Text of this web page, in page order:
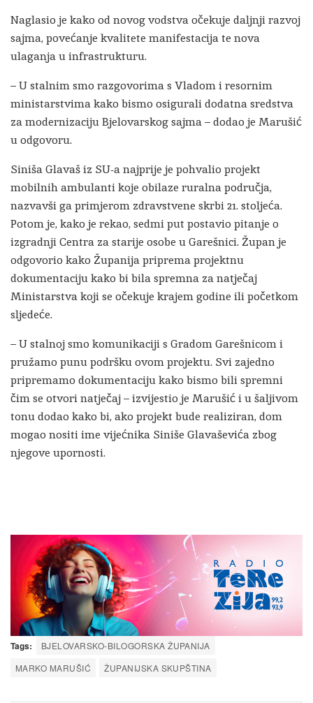
Naglasio je kako od novog vodstva očekuje daljnji razvoj
sajma, povećanje kvalitete manifestacija te nova
ulaganja u infrastrukturu.
– U stalnim smo razgovorima s Vladom i resornim
ministarstvima kako bismo osigurali dodatna sredstva
za modernizaciju Bjelovarskog sajma – dodao je Marušić
u odgovoru.
Siniša Glavaš iz SU-a najprije je pohvalio projekt
mobilnih ambulanti koje obilaze ruralna područja,
nazvavši ga primjerom zdravstvene skrbi 21. stoljeća.
Potom je, kako je rekao, sedmi put postavio pitanje o
izgradnji Centra za starije osobe u Garešnici. Župan je
odgovorio kako Županija priprema projektnu
dokumentaciju kako bi bila spremna za natječaj
Ministarstva koji se očekuje krajem godine ili početkom
sljedeće.
– U stalnoj smo komunikaciji s Gradom Garešnicom i
pružamo punu podršku ovom projektu. Svi zajedno
pripremamo dokumentaciju kako bismo bili spremni
čim se otvori natječaj – izvijestio je Marušić i u šaljivom
tonu dodao kako bi, ako projekt bude realiziran, dom
mogao nositi ime vijećnika Siniše Glavaševića zbog
njegove upornosti.
Tags:
BJELOVARSKO-BILOGORSKA ŽUPANIJA
MARKO MARUŠIĆ
ŽUPANIJSKA SKUPŠTINA